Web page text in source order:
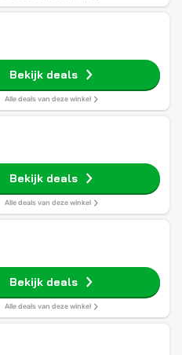
Bekijk deals
Alle deals van deze winkel
Bekijk deals
Alle deals van deze winkel
Bekijk deals
Alle deals van deze winkel